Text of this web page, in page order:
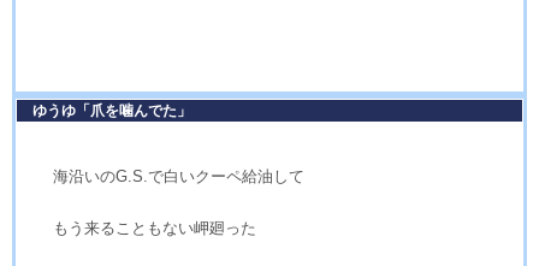
ゆうゆ「爪を噛んでた」
海沿いのG.S.で白いクーペ給油して
もう来ることもない岬廻った